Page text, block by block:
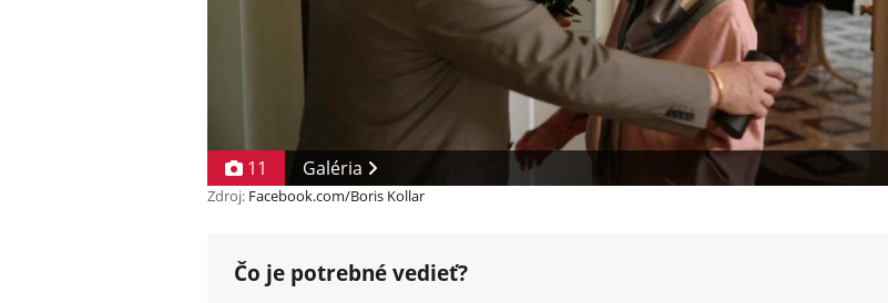
11 Galéria
Zdroj: Facebook.com/Boris Kollar
Čo je potrebné vedieť?